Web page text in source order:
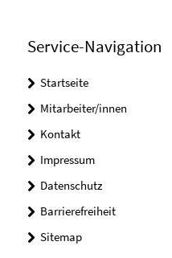
Service-Navigation
Startseite
Mitarbeiter/innen
Kontakt
Impressum
Datenschutz
Barrierefreiheit
Sitemap